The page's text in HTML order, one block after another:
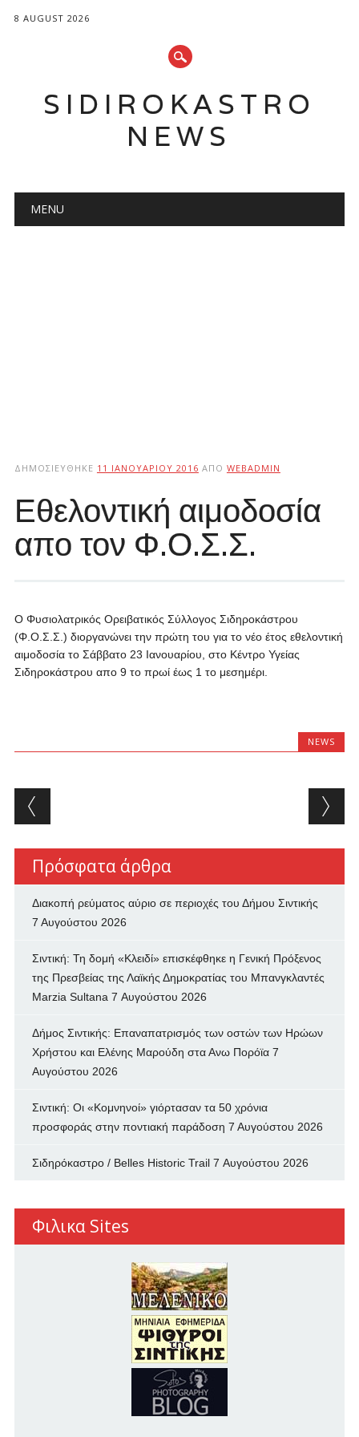
8 AUGUST 2026
SIDIROKASTRO
NEWS
Main menu
MENU
ΔΗΜΟΣΙΕΎΘΗΚΕ 11 ΙΑΝΟΥΑΡΊΟΥ 2016 ΑΠΌ WEBADMIN
Εθελοντική αιμοδοσία
απο τον Φ.Ο.Σ.Σ.
Ο Φυσιολατρικός Ορειβατικός Σύλλογος Σιδηροκάστρου
(Φ.Ο.Σ.Σ.) διοργανώνει την πρώτη του για το νέο έτος εθελοντική
αιμοδοσία το Σάββατο 23 Ιανουαρίου, στο Κέντρο Υγείας
Σιδηροκάστρου απο 9 το πρωί έως 1 το μεσημέρι.
NEWS
Post navigation
Πρόσφατα άρθρα
Διακοπή ρεύματος αύριο σε περιοχές του Δήμου Σιντικής
7 Αυγούστου 2026
Σιντική: Τη δομή «Κλειδί» επισκέφθηκε η Γενική Πρόξενος
της Πρεσβείας της Λαϊκής Δημοκρατίας του Μπανγκλαντές
Marzia Sultana 7 Αυγούστου 2026
Δήμος Σιντικής: Επαναπατρισμός των oστών των Ηρώων
Χρήστου και Ελένης Μαρούδη στα Ανω Πορόϊα 7
Αυγούστου 2026
Σιντική: Οι «Κομνηνοί» γιόρτασαν τα 50 χρόνια
προσφοράς στην ποντιακή παράδοση 7 Αυγούστου 2026
Σιδηρόκαστρο / Belles Historic Trail 7 Αυγούστου 2026
Φιλικα Sites